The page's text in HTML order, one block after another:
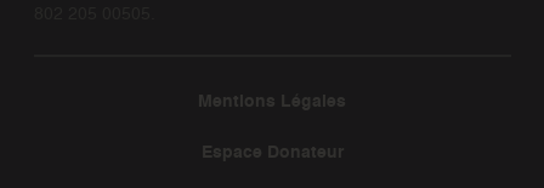
Mentions Légales
Espace Donateur